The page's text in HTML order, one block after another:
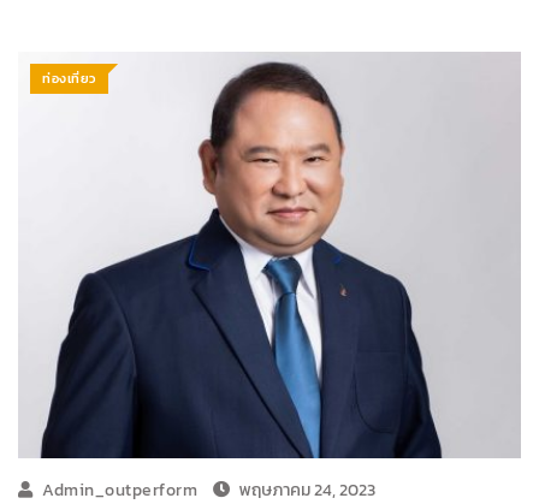
ท่องเที่ยว
Admin_outperform พฤษภาคม 24, 2023